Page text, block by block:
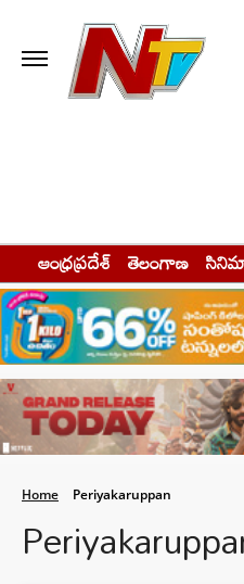
ఆంధ్రప్రదేశ్ తెలంగాణ
Home Periyakaruppan